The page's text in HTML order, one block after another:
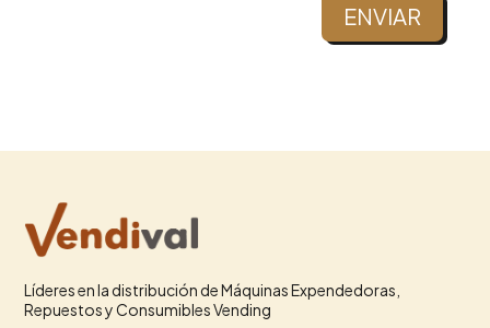
ENVIAR
Líderes en la distribución de Máquinas Expendedoras,
Repuestos y Consumibles Vending